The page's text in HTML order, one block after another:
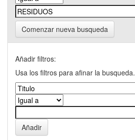
Comenzar nueva busqueda
Añadir filtros:
Usa los filtros para afinar la busqueda.